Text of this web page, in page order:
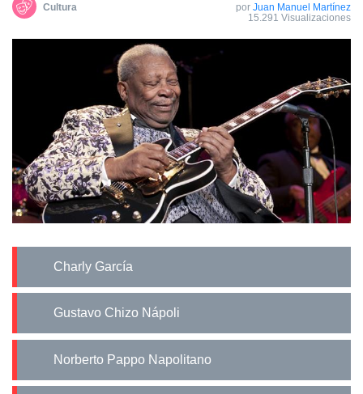
Cultura por Juan Manuel Martínez
15.291 Visualizaciones
Charly García
Gustavo Chizo Nápoli
Norberto Pappo Napolitano